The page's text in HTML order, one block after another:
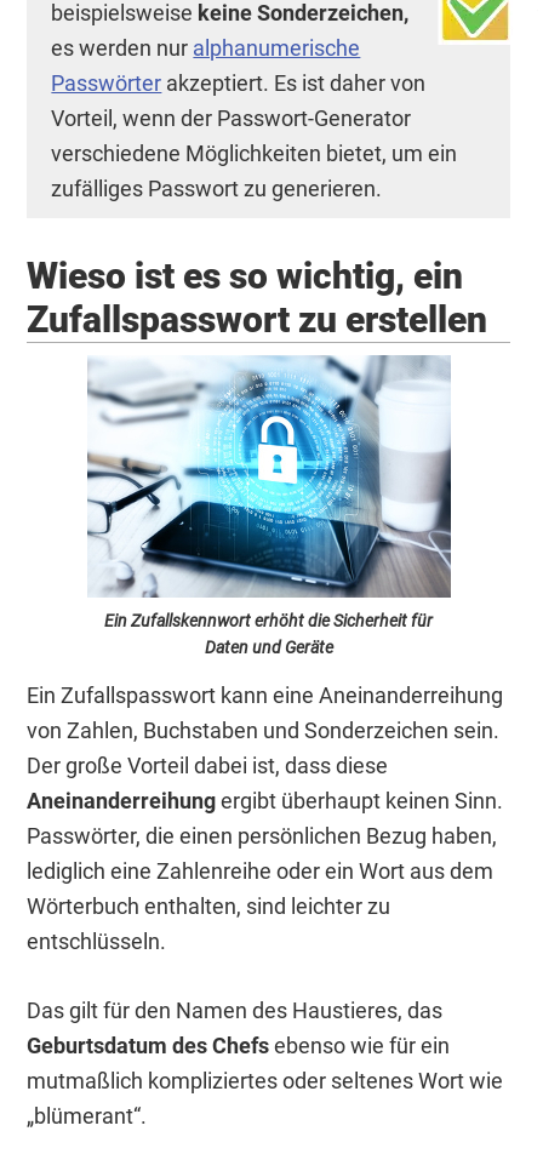
beispielsweise keine Sonderzeichen,
es werden nur alphanumerische
Passwörter akzeptiert. Es ist daher von
Vorteil, wenn der Passwort-Generator
verschiedene Möglichkeiten bietet, um ein
zufälliges Passwort zu generieren.
Wieso ist es so wichtig, ein
Zufallspasswort zu erstellen
Ein Zufallskennwort erhöht die Sicherheit für
Daten und Geräte
Ein Zufallspasswort kann eine Aneinanderreihung
von Zahlen, Buchstaben und Sonderzeichen sein.
Der große Vorteil dabei ist, dass diese
Aneinanderreihungergibt überhaupt keinen Sinn.
Passwörter, die einen persönlichen Bezug haben,
lediglich eine Zahlenreihe oder ein Wort aus dem
Wörterbuch enthalten, sind leichter zu
entschlüsseln.
Das gilt für den Namen des Haustieres, das
Geburtsdatum des Chefsebenso wie für ein
mutmaßlich kompliziertes oder seltenes Wort wie
„blümerant“.